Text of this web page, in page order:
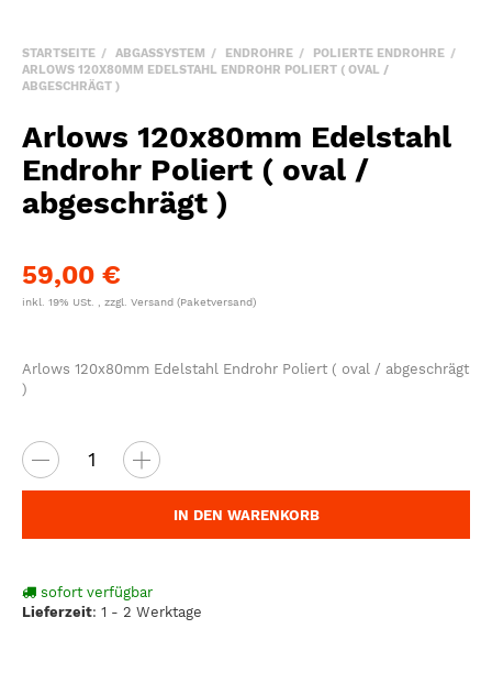
STARTSEITE ABGASSYSTEM ENDROHRE
POLIERTE ENDROHRE
ARLOWS 120X80MM EDELSTAHL ENDROHR POLIERT ( OVAL /
ABGESCHRÄGT )
Arlows 120x80mm Edelstahl
Endrohr Poliert ( oval /
abgeschrägt )
59,00 €
inkl. 19% USt. , zzgl. Versand (Paketversand)
Arlows 120x80mm Edelstahl Endrohr Poliert ( oval / abgeschrägt
)
IN DEN WARENKORB
sofort verfügbar
Lieferzeit: 1 - 2 Werktage